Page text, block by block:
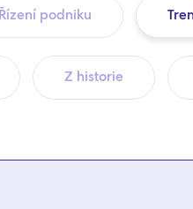
Řízení podniku
Z historie